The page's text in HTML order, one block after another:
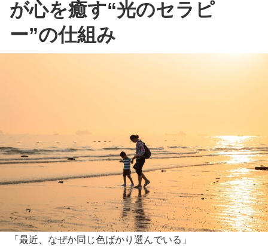
が心を癒す“光のセラピ
ー”の仕組み
「最近、なぜか同じ色ばかり選んでいる」